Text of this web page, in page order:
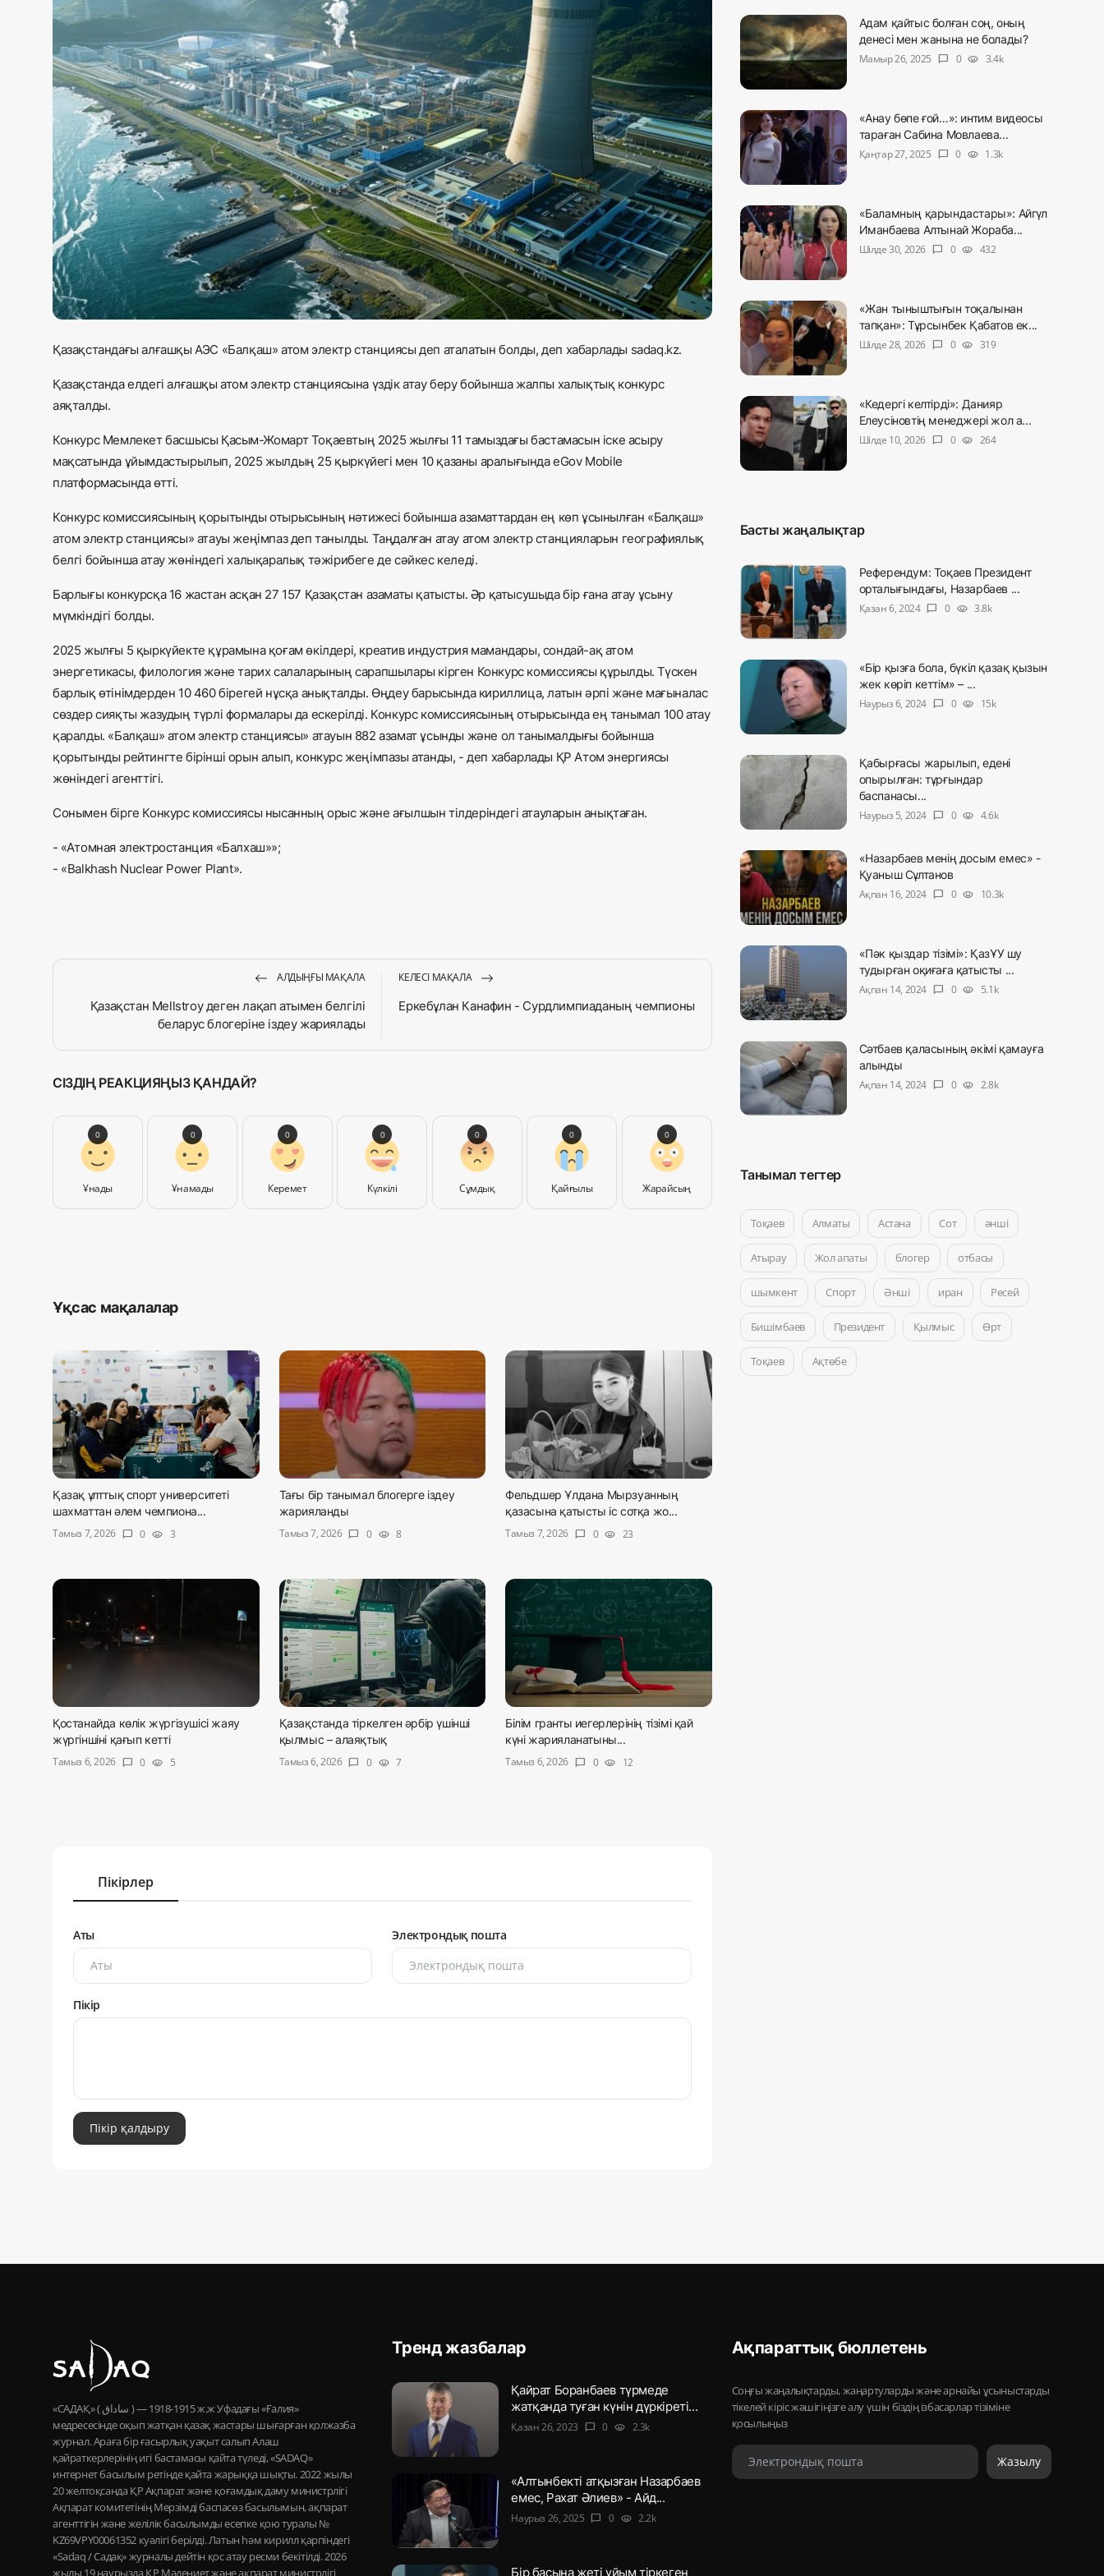
Жаңалықтар
Журналистік зерттеу
Қазақ тілі
Қазақстандағы алғашқы АЭС «Балқаш» атом электр станциясы деп аталатын болды, деп хабарлады sadaq.kz.
Қазақстанда елдегі алғашқы атом электр станциясына үздік атау беру бойынша жалпы халықтық конкурс
аяқталды.
Конкурс Мемлекет басшысы Қасым-Жомарт Тоқаевтың 2025 жылғы 11 тамыздағы бастамасын іске асыру
мақсатында ұйымдастырылып, 2025 жылдың 25 қыркүйегі мен 10 қазаны аралығында eGov Mobile
платформасында өтті.
Конкурс комиссиясының қорытынды отырысының нәтижесі бойынша азаматтардан ең көп ұсынылған «Балқаш»
атом электр станциясы» атауы жеңімпаз деп танылды. Таңдалған атау атом электр станцияларын географиялық
белгі бойынша атау жөніндегі халықаралық тәжірибеге де сәйкес келеді.
Барлығы конкурсқа 16 жастан асқан 27 157 Қазақстан азаматы қатысты. Әр қатысушыда бір ғана атау ұсыну
мүмкіндігі болды.
2025 жылғы 5 қыркүйекте құрамына қоғам өкілдері, креатив индустрия мамандары, сондай-ақ атом
энергетикасы, филология және тарих салаларының сарапшылары кірген Конкурс комиссиясы құрылды. Түскен
барлық өтінімдерден 10 460 бірегей нұсқа анықталды. Өңдеу барысында кириллица, латын әрпі және мағыналас
сөздер сияқты жазудың түрлі формалары да ескерілді. Конкурс комиссиясының отырысында ең танымал 100 атау
қаралды. «Балқаш» атом электр станциясы» атауын 882 азамат ұсынды және ол танымалдығы бойынша
қорытынды рейтингте бірінші орын алып, конкурс жеңімпазы атанды, - деп хабарлады ҚР Атом энергиясы
жөніндегі агенттігі.
Сонымен бірге Конкурс комиссиясы нысанның орыс және ағылшын тілдеріндегі атауларын анықтаған.
- «Атомная электростанция «Балхаш»»;
- «Balkhash Nuclear Power Plant».
АЛДЫҢҒЫ МАҚАЛА
Қазақстан Mellstroy деген лақап атымен белгілі
беларус блогеріне іздеу жариялады
КЕЛЕСІ МАҚАЛА
Еркебұлан Канафин - Сурдлимпиаданың чемпионы
СІЗДІҢ РЕАКЦИЯҢЫЗ ҚАНДАЙ?
Ұнады
0
Ұнамады
0
Керемет
0
Күлкілі
0
Сұмдық
0
Қайғылы
0
Жарайсың
0
Ұқсас мақалалар
Қазақ ұлттық спорт университеті
шахматтан әлем чемпиона...
Тамыз 7, 2026
chat_bubble 0 visibility 3
Тағы бір танымал блогерге іздеу
жарияланды
Тамыз 7, 2026
chat_bubble 0 visibility 8
Фельдшер Ұлдана Мырзуанның
қазасына қатысты іс сотқа жо...
Тамыз 7, 2026
chat_bubble 0 visibility 23
Қостанайда көлік жүргізушісі жаяу
жүргіншіні қағып кетті
Тамыз 6, 2026 chat_bubble 0 visibility 5
Қазақстанда тіркелген әрбір үшінші
қылмыс – алаяқтық
Тамыз 6, 2026 chat_bubble 0 visibility 7
Білім гранты иегерлерінің тізімі қай
күні жарияланатыны...
Тамыз 6, 2026 chat_bubble 0 visibility 12
Пікірлер
Аты Электрондық пошта
Пікір
Пікір қалдыру
Адам қайтыс болған соң, оның
денесі мен жанына не болады?
Мамыр 26, 2025
chat_bubble 0 visibility 3.4k
«Анау бөпе ғой…»: интим видеосы
тараған Сабина Мовлаева...
Қаңтар 27, 2025
chat_bubble 0 visibility 1.3k
«Баламның қарындастары»: Айгүл
Иманбаева Алтынай Жораба...
Шілде 30, 2026
chat_bubble 0 visibility 432
«Жан тыныштығын тоқалынан
тапқан»: Тұрсынбек Қабатов ек...
Шілде 28, 2026
chat_bubble 0 visibility 319
«Кедергі келтірді»: Данияр
Елеусіновтің менеджері жол а...
Шілде 10, 2026
chat_bubble 0 visibility 264
Басты жаңалықтар
Референдум: Тоқаев Президент
орталығындағы, Назарбаев ...
Қазан 6, 2024 chat_bubble 0 visibility 3.8k
«Бір қызға бола, бүкіл қазақ қызын
жек көріп кеттім» – ...
Наурыз 6, 2024
chat_bubble 0 visibility 15k
Қабырғасы жарылып, едені
опырылған: тұрғындар
баспанасы...
Наурыз 5, 2024
chat_bubble 0 visibility 4.6k
«Назарбаев менің досым емес» -
Қуаныш Сұлтанов
Ақпан 16, 2024
chat_bubble 0 visibility 10.3k
«Пәк қыздар тізімі»: ҚазҰУ шу
тудырған оқиғаға қатысты ...
Ақпан 14, 2024
chat_bubble 0 visibility 5.1k
Сәтбаев қаласының әкімі қамауға
алынды
Ақпан 14, 2024
chat_bubble 0 visibility 2.8k
Танымал тегтер
Тоқаев Алматы Астана Сот әнші
Атырау Жол апаты блогер отбасы
шымкент Спорт Әнші иран Ресей
Бишімбаев Президент Қылмыс Өрт
Тоқаев Ақтөбе
«САДАҚ» ( ساداق ) — 1915-1918 ж.ж Уфадағы «Ғалия»
медресесінде оқып жатқан қазақ жастары шығарған қолжазба
журнал. Араға бір ғасырлық уақыт салып Алаш
қайраткерлерінің игі бастамасы қайта түледі, «SADAQ»
интернет басылым ретінде қайта жарыққа шықты. 2022 жылы
20 желтоқсанда ҚР Ақпарат және қоғамдық даму министрлігі
Ақпарат комитетінің Мерзімді баспасөз басылымын, ақпарат
агенттігін және желілік басылымды есепке қою туралы №
KZ69VPY00061352 куәлігі берілді. Латын һәм кирилл қарпіндегі
«Sadaq / Садақ» журналы дейтін қос атау ресми бекітілді. 2026
жылы 19 наурызда ҚР Мәдениет және ақпарат министрлігі
Тренд жазбалар
Қайрат Боранбаев түрмеде
жатқанда туған күнін дүркіреті...
Қазан 26, 2023 chat_bubble 0 visibility 2.3k
«Алтынбекті атқызған Назарбаев
емес, Рахат Әлиев» - Айд...
Наурыз 26, 2025 chat_bubble 0 visibility 2.2k
Бір басына жеті ұйым тіркеген
Ақпараттық бюллетень
Соңғы жаңалықтарды, жаңартуларды және арнайы ұсыныстарды
тікелей кіріс жәшігіңізге алу үшін біздің ізбасарлар тізіміне
қосылыңыз
Жазылу